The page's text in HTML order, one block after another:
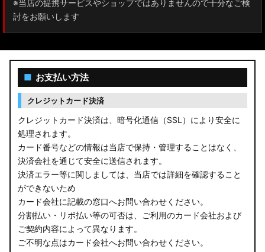
※当店の提携サービスやショップではありませんので十分なご検
討をお願いします
■ お支払い方法
クレジットカード決済
クレジットカード決済は、暗号化通信（SSL）により安全に
処理されます。
カード番号などの情報は当店で保持・管理することはなく、
決済会社を通じて安全に送信されます。
決済エラー等に関しましては、当店では詳細を確認すること
ができないため
カード会社に記載の窓口へお問い合わせください。
分割払い・リボ払い等の可否は、ご利用のカード会社および
ご契約内容によって異なります。
ご不明な点はカード会社へお問い合わせください。